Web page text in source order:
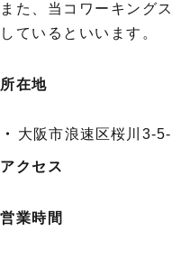
また、当コワーキング
しているといいます。
所在地
大阪市浪速区桜川3-
アクセス
営業時間